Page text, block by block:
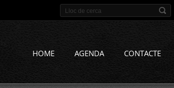
HOME AGENDA CONTACTE